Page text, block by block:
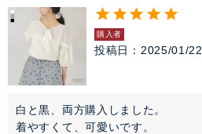
購入者
投稿日 2025/01/22
白と黒、両方購入しました。
着やすくて、可愛いです。